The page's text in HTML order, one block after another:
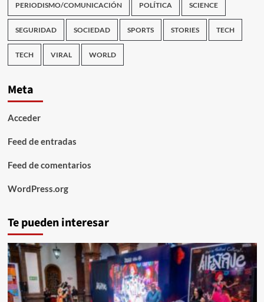
PERIODISMO/COMUNICACIÓN POLÍTICA SCIENCE
SEGURIDAD SOCIEDAD SPORTS STORIES TECH
TECH VIRAL WORLD
Meta
Acceder
Feed de entradas
Feed de comentarios
WordPress.org
Te pueden interesar